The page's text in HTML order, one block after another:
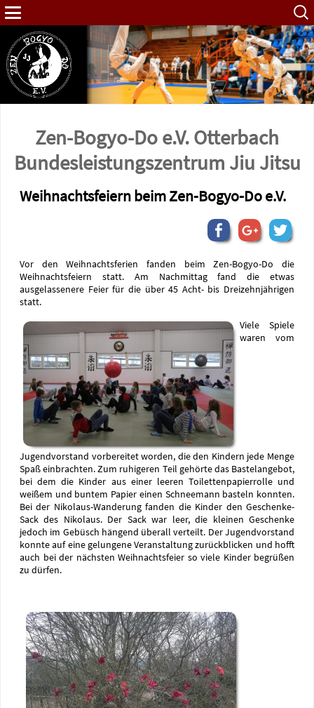
Suche
nach:
Zen-Bogyo-Do e.V. Otterbach
Bundes­leistungs­zentrum Jiu Jitsu
Weihnachtsfeiern beim Zen-Bogyo-Do e.V.
Vor den Weihnachtsferien fanden beim Zen-Bogyo-Do die
Weihnachtsfeiern statt. Am Nachmittag fand die etwas
ausgelassenere Feier für die über 45 Acht- bis Dreizehnjährigen
statt.
Viele Spiele
waren vom
Jugendvorstand vorbereitet worden, die den Kindern jede Menge
Spaß einbrachten. Zum ruhigeren Teil gehörte das Bastelangebot,
bei dem die Kinder aus einer leeren Toilettenpapierrolle und
weißem und buntem Papier einen Schneemann basteln konnten.
Bei der Nikolaus-Wanderung fanden die Kinder den Geschenke-
Sack des Nikolaus. Der Sack war leer, die kleinen Geschenke
jedoch im Gebüsch hängend überall verteilt. Der Jugendvorstand
konnte auf eine gelungene Veranstaltung zurückblicken und hofft
auch bei der nächsten Weihnachtsfeier so viele Kinder begrüßen
zu dürfen.